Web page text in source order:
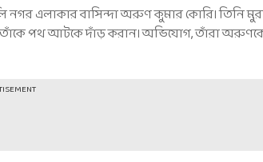
এলাকার বাসিন্দা অরুণ কুমার কোরি। তিনি
তাঁকে পথ আটকে দাঁড় করান। অভিযোগ, তাঁরা